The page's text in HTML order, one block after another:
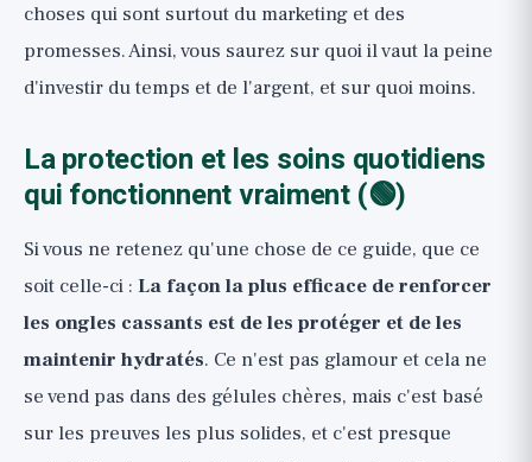
choses qui sont surtout du marketing et des
promesses. Ainsi, vous saurez sur quoi il vaut la peine
d'investir du temps et de l'argent, et sur quoi moins.
La protection et les soins quotidiens
qui fonctionnent vraiment (🟢)
Si vous ne retenez qu'une chose de ce guide, que ce
soit celle-ci : La façon la plus efficace de renforcer
les ongles cassants est de les protéger et de les
maintenir hydratés. Ce n'est pas glamour et cela ne
se vend pas dans des gélules chères, mais c'est basé
sur les preuves les plus solides, et c'est presque